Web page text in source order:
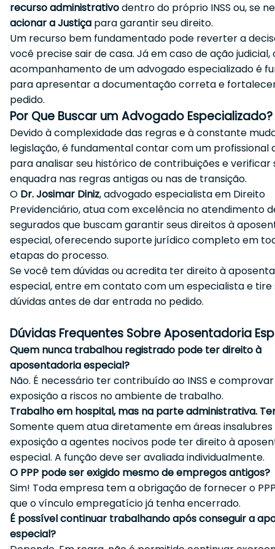
recurso administrativodentro do próprio INSS ou, se
acionar a Justiça para garantir seu direito.
Um recurso bem fundamentado pode reverter a
você precise sair de casa. Já em caso de ação judicial,
acompanhamento de um advogado especializado é
para apresentar a documentação correta e
pedido.
Por Que Buscar um Advogado Especializado?
Devido à complexidade das regras e à constante
legislação, é fundamental contar com um profissional
para analisar seu histórico de contribuições e verificar
enquadra nas regras antigas ou nas de transição.
O Dr. Josimar Diniz, advogado especialista em Direito
Previdenciário, atua com excelência no atendimento
segurados que buscam garantir seus direitos à
especial, oferecendo suporte jurídico completo em
etapas do processo.
Se você tem dúvidas ou acredita ter direito à
especial, entre em contato com um especialista e tire
dúvidas antes de dar entrada no pedido.
Dúvidas Frequentes Sobre Aposentadoria
Quem nunca trabalhou registrado pode ter direito à
aposentadoria especial?
Não. É necessário ter contribuído ao INSS e
exposição a riscos no ambiente de trabalho.
Trabalho em hospital, mas na parte administrativa.
Somente quem atua diretamente em áreas
exposição a agentes nocivos pode ter direito à
especial. A função deve ser avaliada individualmente.
O PPP pode ser exigido mesmo de empregos antigos?
Sim! Toda empresa tem a obrigação de fornecer o
que o vínculo empregatício já tenha encerrado.
É possível continuar trabalhando após conseguir a
especial?